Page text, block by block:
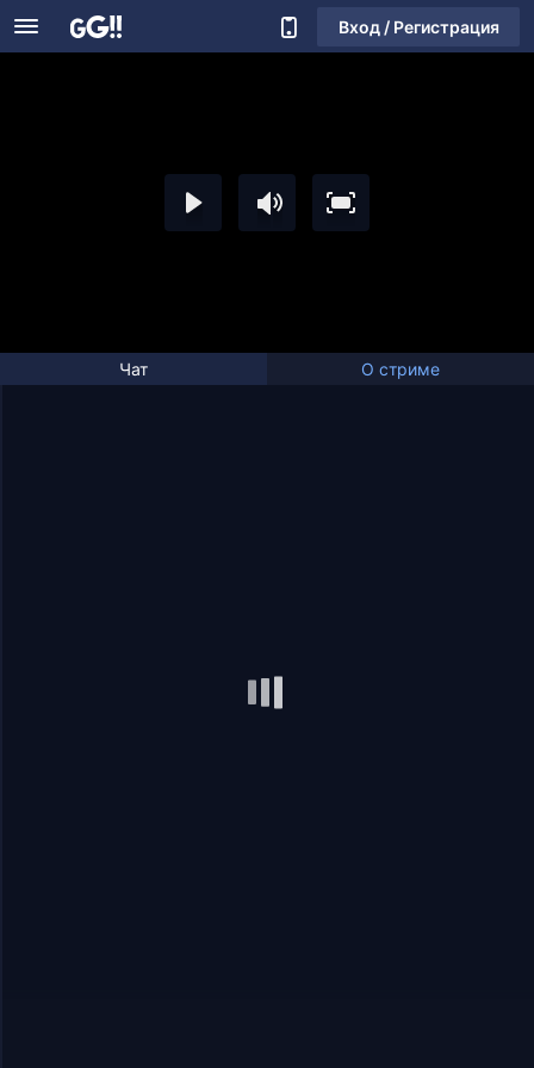
Вход / Регистрация
Чат О стриме